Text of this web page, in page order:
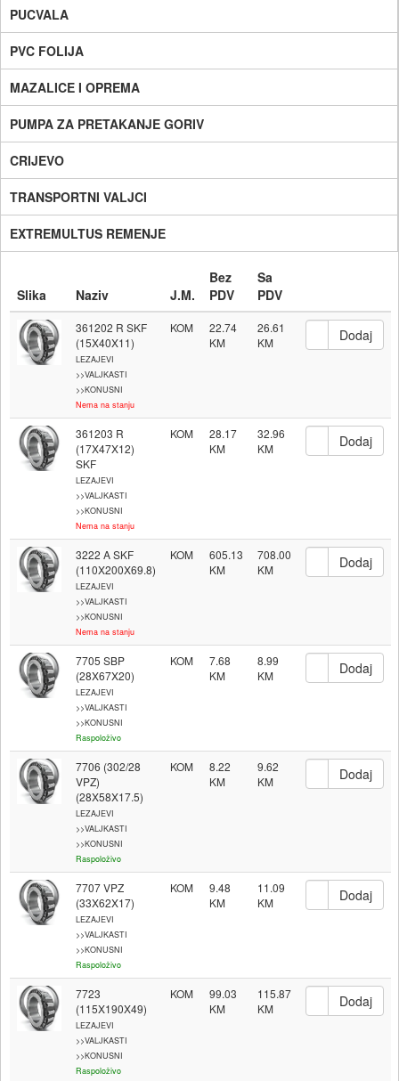
PUCVALA
PVC FOLIJA
MAZALICE I OPREMA
PUMPA ZA PRETAKANJE GORIV
CRIJEVO
TRANSPORTNI VALJCI
EXTREMULTUS REMENJE
Slika Naziv J.M.
Bez
PDV
Sa
PDV
361202 R SKF
(15X40X11)
LEZAJEVI
>>VALJKASTI
>>KONUSNI
Nema na stanju
KOM 22.74 26.61
361203 R
(17X47X12)
SKF
LEZAJEVI
>>VALJKASTI
>>KONUSNI
Nema na stanju
KOM 28.17 32.96
3222 A SKF
(110X200X69.8)
LEZAJEVI
>>VALJKASTI
>>KONUSNI
Nema na stanju
KOM 605.13 708.00
7705 SBP
(28X67X20)
LEZAJEVI
>>VALJKASTI
>>KONUSNI
Raspoloživo
KOM 7.68 8.99
7706 (302/28
VPZ)
(28X58X17.5)
LEZAJEVI
>>VALJKASTI
>>KONUSNI
Raspoloživo
KOM 8.22 9.62
7707 VPZ
(33X62X17)
LEZAJEVI
>>VALJKASTI
>>KONUSNI
Raspoloživo
KOM 9.48 11.09
7723
(115X190X49)
LEZAJEVI
>>VALJKASTI
>>KONUSNI
Raspoloživo
KOM 99.03 115.87